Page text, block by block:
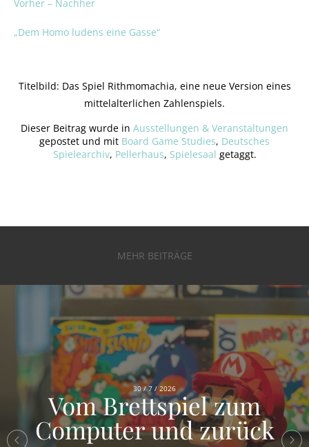
Vorher – Nachher
„Dem Homo ludens eine Gasse“
Titelbild: Das Spiel Rithmomachia, eine neue Version eines
mittelalterlichen Zahlenspiels.
Dieser Beitrag wurde in Ausstellungen & Veranstaltungen
gepostet und mit Board Game Studies, Deutsches
Spielearchiv, Pellerhaus, Spielesaal getaggt.
MEHR BEITRÄGE
30 / 7 / 2026
Vom Brettspiel zum
Computer und zurück